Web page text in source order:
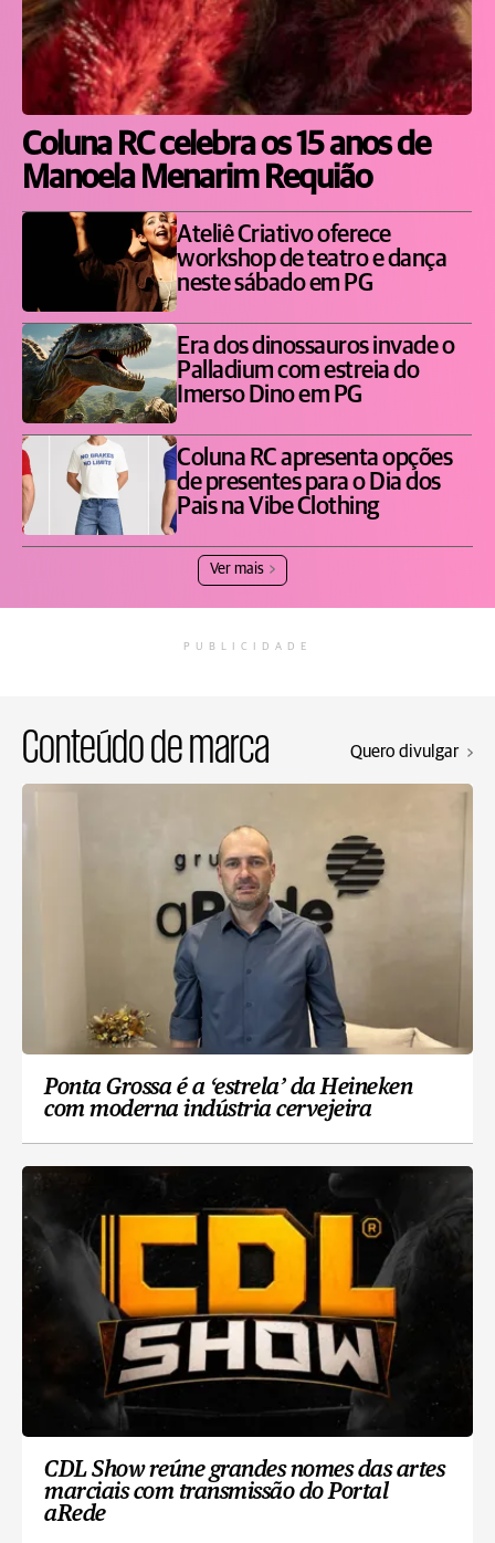
Coluna RC celebra os 15 anos de
Manoela Menarim Requião
Ateliê Criativo oferece
workshop de teatro e dança
neste sábado em PG
Era dos dinossauros invade o
Palladium com estreia do
Imerso Dino em PG
Coluna RC apresenta opções
de presentes para o Dia dos
Pais na Vibe Clothing
Ver mais
PUBLICIDADE
Conteúdo de marca Quero divulgar
Ponta Grossa é a ‘estrela’ da Heineken
com moderna indústria cervejeira
CDL Show reúne grandes nomes das artes
marciais com transmissão do Portal
aRede